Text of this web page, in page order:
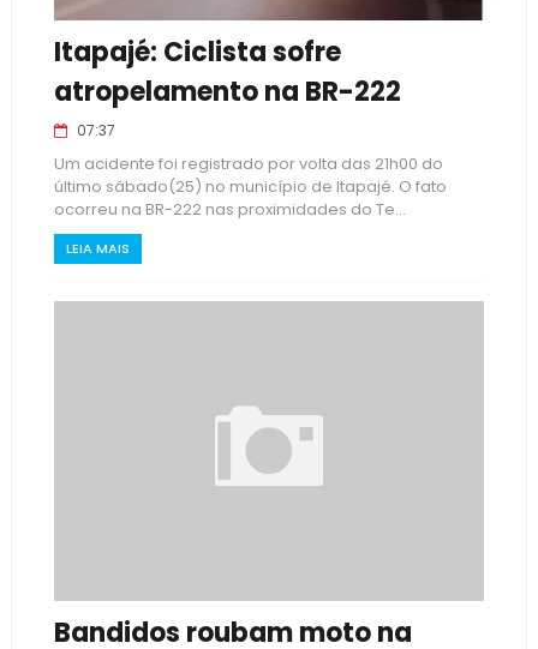
Itapajé: Ciclista sofre
atropelamento na BR-222
07:37
Um acidente foi registrado por volta das 21h00 do
último sábado(25) no município de Itapajé. O fato
ocorreu na BR-222 nas proximidades do Te...
LEIA MAIS
Bandidos roubam moto na